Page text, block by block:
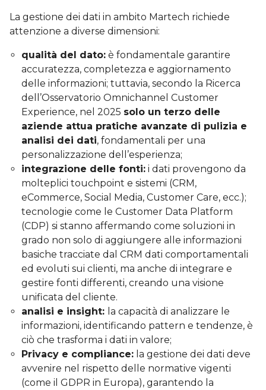
La gestione dei dati in ambito Martech richiede
attenzione a diverse dimensioni:
qualità del dato: è fondamentale garantire
accuratezza, completezza e aggiornamento
delle informazioni; tuttavia, secondo la Ricerca
dell’Osservatorio Omnichannel Customer
Experience, nel 2025 solo un terzo delle
aziende attua pratiche avanzate di pulizia e
analisi dei dati, fondamentali per una
personalizzazione dell’esperienza;
integrazione delle fonti: i dati provengono da
molteplici touchpoint e sistemi (CRM,
eCommerce, Social Media, Customer Care, ecc.);
tecnologie come le Customer Data Platform
(CDP) si stanno affermando come soluzioni in
grado non solo di aggiungere alle informazioni
basiche tracciate dal CRM dati comportamentali
ed evoluti sui clienti, ma anche di integrare e
gestire fonti differenti, creando una visione
unificata del cliente.
analisi e insight: la capacità di analizzare le
informazioni, identificando pattern e tendenze, è
ciò che trasforma i dati in valore;
Privacy e compliance: la gestione dei dati deve
avvenire nel rispetto delle normative vigenti
(come il GDPR in Europa), garantendo la